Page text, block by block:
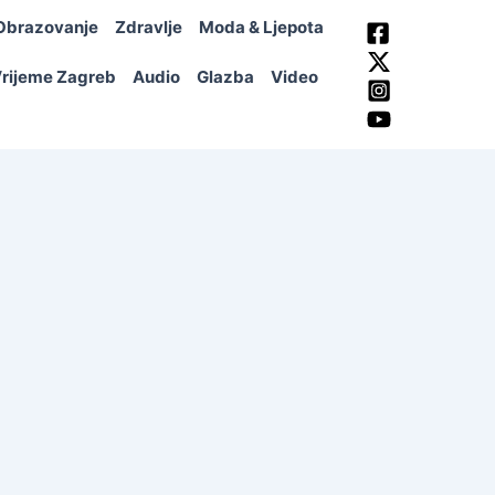
Zdravlje Moda & Ljepota
Zagreb Audio Glazba Video